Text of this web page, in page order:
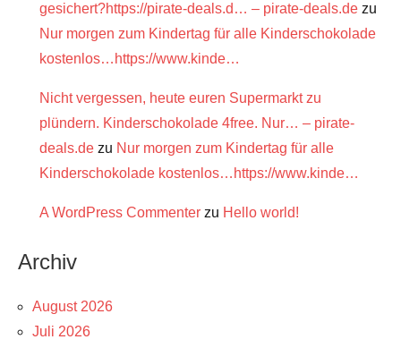
gesichert?https://pirate-deals.d… – pirate-deals.de zu
Nur morgen zum Kindertag für alle Kinderschokolade
kostenlos…https://www.kinde…
Nicht vergessen, heute euren Supermarkt zu
plündern. Kinderschokolade 4free. Nur… – pirate-
deals.de zu Nur morgen zum Kindertag für alle
Kinderschokolade kostenlos…https://www.kinde…
A WordPress Commenter zu Hello world!
Archiv
August 2026
Juli 2026